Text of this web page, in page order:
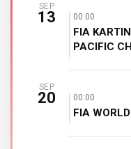
SEP
13 00:00
FIA
PACIFIC
SEP
20 00:00
FIA